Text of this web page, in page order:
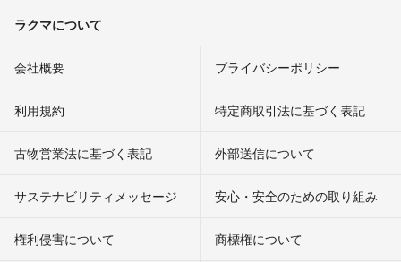
ラクマについて
会社概要 プライバシーポリシー
利用規約 特定商取引法に基づく表記
古物営業法に基づく表記 外部送信について
サステナビリティメッセージ 安心・安全のための取り組み
権利侵害について
商標権について